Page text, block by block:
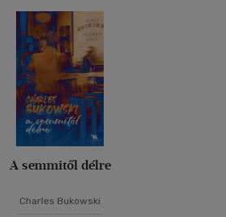
A semmitől délre
Charles Bukowski